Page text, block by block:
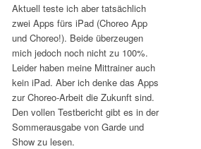
Aktuell teste ich aber tatsächlich
zwei Apps fürs iPad (Choreo App
und Choreo!). Beide überzeugen
mich jedoch noch nicht zu 100%.
Leider haben meine Mittrainer auch
kein iPad. Aber ich denke das Apps
zur Choreo-Arbeit die Zukunft sind.
Den vollen Testbericht gibt es in der
Sommerausgabe von Garde und
Show zu lesen.